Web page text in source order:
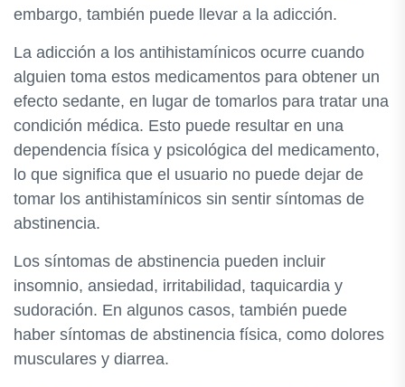
embargo, también puede llevar a la adicción.
La adicción a los antihistamínicos ocurre cuando
alguien toma estos medicamentos para obtener un
efecto sedante, en lugar de tomarlos para tratar una
condición médica. Esto puede resultar en una
dependencia física y psicológica del medicamento,
lo que significa que el usuario no puede dejar de
tomar los antihistamínicos sin sentir síntomas de
abstinencia.
Los síntomas de abstinencia pueden incluir
insomnio, ansiedad, irritabilidad, taquicardia y
sudoración. En algunos casos, también puede
haber síntomas de abstinencia física, como dolores
musculares y diarrea.